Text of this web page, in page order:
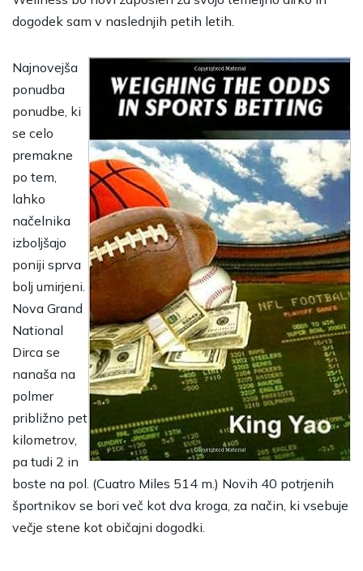
dogodek sam v naslednjih petih letih.
Najnovejša
ponudba
ponudbe, ki
se celo
premakne
po tem,
lahko
načelnika
izboljšajo
poniji sprva
bolj umirjeni.
Nova Grand
National
Dirca se
nanaša na
polmer
približno pet
kilometrov,
pa tudi 2 in
boste na pol. (Cuatro Miles 514 m.) Novih 40 potrjenih
športnikov se bori več kot dva kroga, za način, ki vsebuje
večje stene kot običajni dogodki.